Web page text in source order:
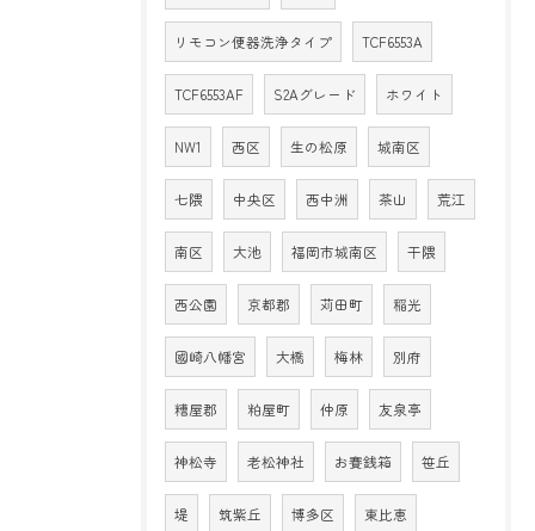
リモコン便器洗浄タイプ TCF6553A
TCF6553AF S2Aグレード ホワイト
NW1 西区 生の松原 城南区
七隈 中央区 西中洲 茶山 荒江
南区 大池 福岡市城南区 干隈
西公園 京都郡 苅田町 稲光
國崎八幡宮 大橋 梅林 別府
糟屋郡 粕屋町 仲原 友泉亭
神松寺 老松神社 お賽銭箱 笹丘
堤 筑紫丘 博多区 東比恵